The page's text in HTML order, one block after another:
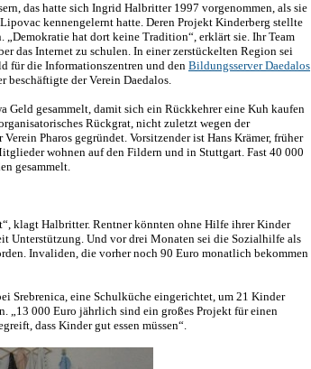
das hatte sich Ingrid Halbritter 1997 vorgenommen, als sie
kennengelernt hatte. Deren Projekt Kinderberg stellte
hat dort keine Tradition“, erklärt sie. Ihr Team
das Internet zu schulen. In einer zerstückelten Region sei
für die Informationszentren und den Bildungsserver Daedalos
beschäftigte der Verein Daedalos.
gesammelt, damit sich ein Rückkehrer eine Kuh kaufen
Rückgrat, nicht zuletzt wegen der
Pharos gegründet. Vorsitzender ist Hans Krämer, früher
wohnen auf den Fildern und in Stuttgart. Fast 40 000
gesammelt.
klagt Halbritter. Rentner könnten ohne Hilfe ihrer Kinder
Unterstützung. Und vor drei Monaten sei die Sozialhilfe als
Invaliden, die vorher noch 90 Euro monatlich bekommen
Srebrenica, eine Schulküche eingerichtet, um 21 Kinder
„13 000 Euro jährlich sind ein großes Projekt für einen
dass Kinder gut essen müssen“.